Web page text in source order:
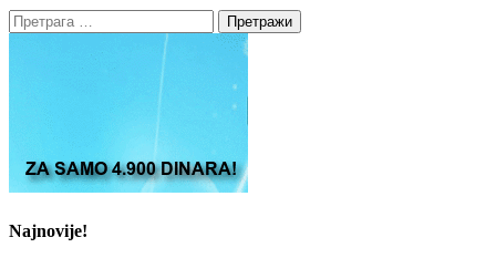
Претрага
за:
Najnovije!